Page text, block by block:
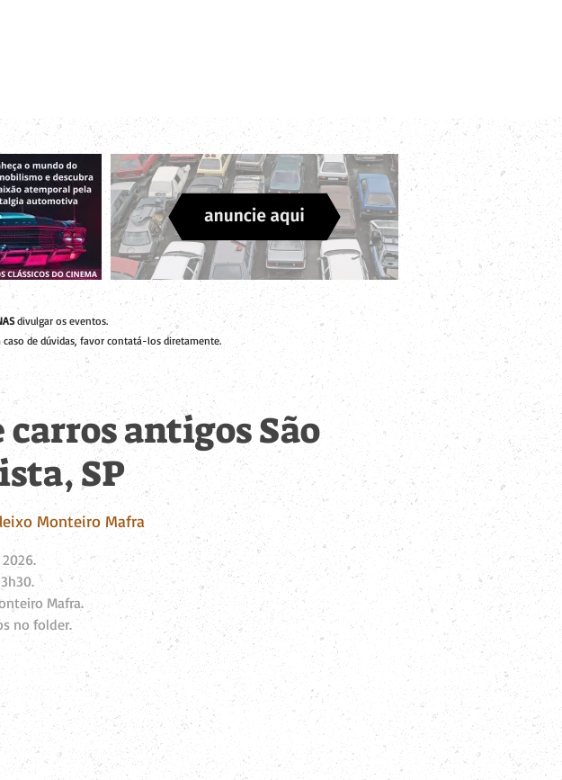
divulgar os eventos.
de dúvidas, favor contatá-los diretamente.
carros antigos São
SP
Monteiro Mafra
Mafra.
no folder.